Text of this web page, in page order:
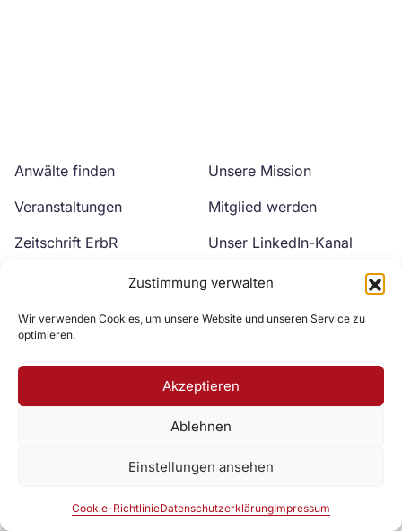
Zustimmung verwalten
Wir verwenden Cookies, um unsere Website und unseren Service zu
optimieren.
Akzeptieren
Ablehnen
Einstellungen ansehen
Cookie-RichtlinieDatenschutzerklärungImpressum
Anwälte finden
Veranstaltungen
Zeitschrift ErbR
Unsere Mission
Mitglied werden
Unser LinkedIn-Kanal
Unser YouTube-Kanal
Zur DAV Webseite